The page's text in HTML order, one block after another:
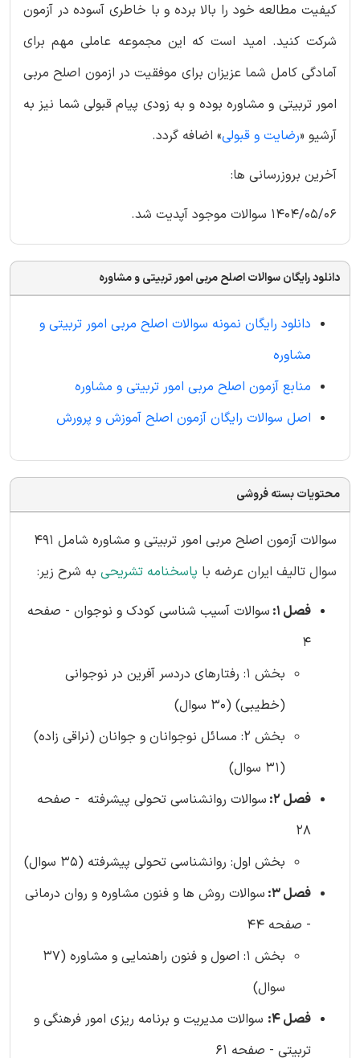
کیفیت مطالعه خود را بالا برده و با خاطری آسوده در آزمون
شرکت کنید. امید است که این مجموعه عاملی مهم برای
آمادگی کامل شما عزیزان برای موفقیت در ازمون اصلح مربی
امور تربیتی و مشاوره بوده و به زودی پیام قبولی شما نیز به
آرشیو «رضایت و قبولی» اضافه گردد.
آخرین بروزرسانی ها:
1404/05/06 سوالات موجود آپدیت شد.
دانلود رایگان سوالات اصلح مربی امور تربیتی و مشاوره
دانلود رایگان نمونه سوالات اصلح مربی امور تربیتی و
مشاوره
منابع آزمون اصلح مربی امور تربیتی و مشاوره
اصل سوالات رایگان آزمون اصلح آموزش و پرورش
محتویات بسته فروشی
سوالات آزمون اصلح مربی امور تربیتی و مشاوره شامل 491
سوال تالیف ایران عرضه با پاسخنامه تشریحی به شرح زیر:
فصل 1:
سوالات آسیب شناسی کودک و نوجوان - صفحه
4
بخش 1: رفتارهای دردسر آفرین در نوجوانی
(خطیبی) (30 سوال)
بخش 2: مسائل نوجوانان و جوانان (نراقی زاده)
(31 سوال)
فصل 2:
سوالات روانشناسی تحولی پیشرفته - صفحه
28
بخش اول: روانشناسی تحولی پیشرفته (35 سوال)
فصل 3:
سوالات روش ها و فنون مشاوره و روان درمانی
- صفحه 44
بخش 1: اصول و فنون راهنمایی و مشاوره (37
سوال)
فصل 4:
سوالات مدیریت و برنامه ریزی امور فرهنگی و
تربیتی - صفحه 61